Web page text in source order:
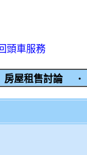
頭車服務
房屋租售討論 ‧